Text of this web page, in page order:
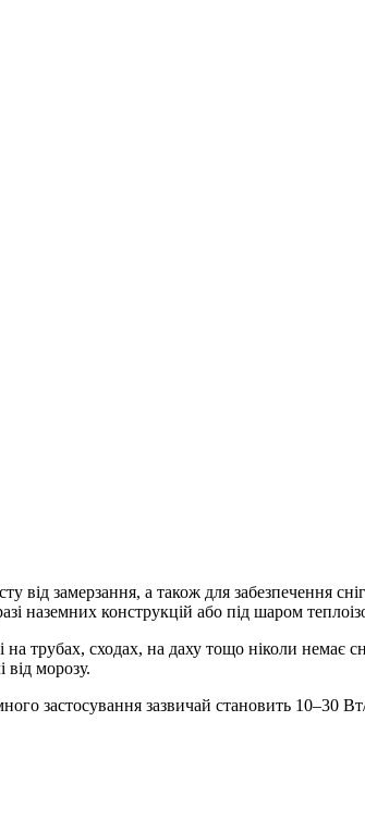
від замерзання, а також для забезпечення
наземних конструкцій або під шаром
на трубах, сходах, на даху тощо ніколи
від морозу.
застосування зазвичай становить 10–30